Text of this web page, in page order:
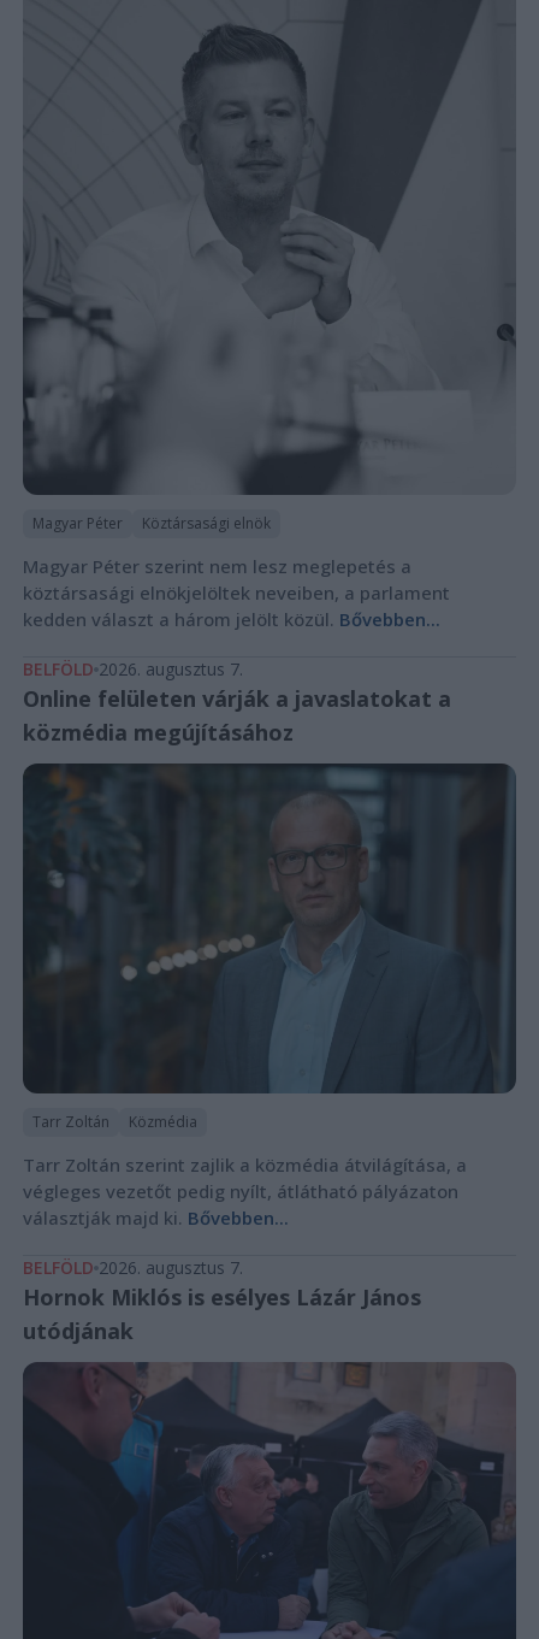
Magyar Péter Köztársasági elnök
Magyar Péter szerint nem lesz meglepetés a
köztársasági elnökjelöltek neveiben, a parlament
kedden választ a három jelölt közül. Bővebben...
BELFÖLD 2026. augusztus 7.
Online felületen várják a javaslatokat a
közmédia megújításához
Tarr Zoltán Közmédia
Tarr Zoltán szerint zajlik a közmédia átvilágítása, a
végleges vezetőt pedig nyílt, átlátható pályázaton
választják majd ki. Bővebben...
BELFÖLD 2026. augusztus 7.
Hornok Miklós is esélyes Lázár János
utódjának